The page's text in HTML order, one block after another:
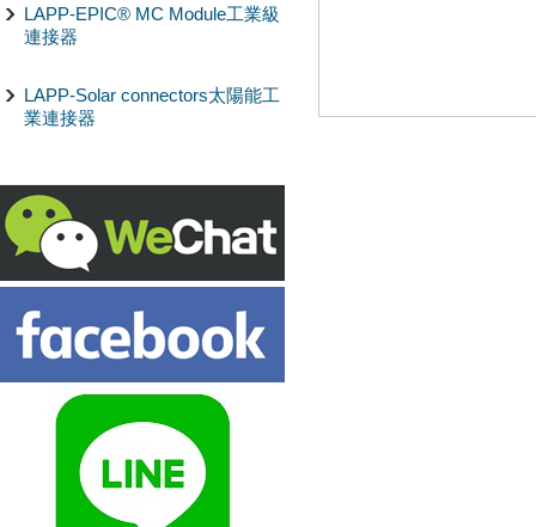
LAPP-EPIC® MC Module工業級
連接器
LAPP-Solar connectors太陽能工
業連接器